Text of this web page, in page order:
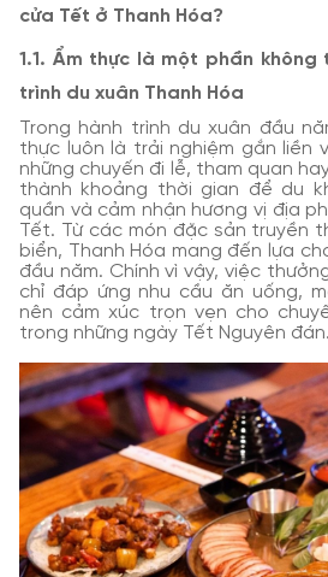
cửa Tết ở Thanh Hóa?
1.1. Ẩm thực là một phần
trình du xuân Thanh Hóa
Trong hành trình du xuân đầu
thực luôn là trải nghiệm gắn liền
những chuyến đi lễ, tham quan
thành khoảng thời gian để du
quần và cảm nhận hương vị địa
Tết. Từ các món đặc sản truyền
biển, Thanh Hóa mang đến lựa
đầu năm. Chính vì vậy, việc
chỉ đáp ứng nhu cầu ăn uống,
nên cảm xúc trọn vẹn cho
trong những ngày Tết Nguyên đán.